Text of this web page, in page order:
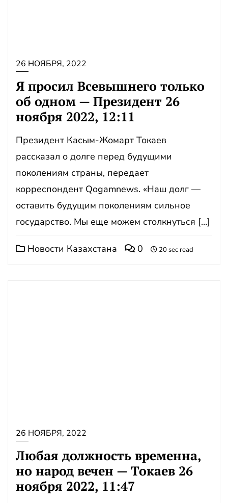
26 НОЯБРЯ, 2022
Я просил Всевышнего только
об одном — Президент 26
ноября 2022, 12:11
Президент Касым-Жомарт Токаев
рассказал о долге перед будущими
поколениям страны, передает
корреспондент Qogamnews. «Наш долг —
оставить будущим поколениям сильное
государство. Мы еще можем столкнуться […]
Новости Казахстана 0 20 sec read
26 НОЯБРЯ, 2022
Любая должность временна,
но народ вечен — Токаев 26
ноября 2022, 11:47